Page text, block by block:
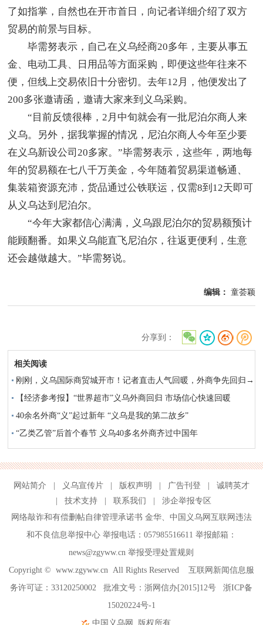
了如指掌，自然也在开市首日，向记者详细介绍了双方
贸易的前景与目标。
毕需努表示，自己在义乌经商20多年，主要从事五
金、电动工具、日用品等方面采购，即便这些年往来不
便，但线上交易依旧十分密切。去年12月，他便发出了
200多张邀请函，邀请大家来到义乌采购。
“目前反馈很棒，2月中旬就会有一批尼泊尔商人来
义乌。另外，据我掌握的情况，尼泊尔商人今年至少要
在义乌新设公司20多家。”毕需努表示，这些年，两地每
年的贸易额在七八千万美金，今年随着贸易渠道畅通、
集装箱资源充沛，货品通过公铁联运，仅需8到12天即可
从义乌达到尼泊尔。
“今年大家都信心满满，义乌跟尼泊尔的贸易额预计
能顾翻番。如果义乌能直飞尼泊尔，往返更便利，生意
还会越做越大。”毕需努说。
编辑： 童荟颖
分享到：
相关阅读
刚刚，义乌国际商贸城开市！记者直击人气回暖，外商争先回归→
【经济参考报】“世界超市”义乌外商回归 市场信心快速回暖
40余名外商“义”起过新年 “义乌是我的第二故乡”
“乙类乙管”后首个春节 义乌40多名外商齐过中国年
网站简介 义乌宣传片 版权声明 广告刊登
诚聘英才
技术支持 联系我们
涉企举报专区
网络敲诈和有偿删帖自律管理承诺书 金华、 中国义乌网互联网违法
和不良信息举报中心举报电话：057985516611 举报邮箱：
news@zgyww.cn举报受理处置规则
Copyright © www.zgyww.cnAll Rights Reserved 互联网新闻信息服
务许可证：33120250002 批准文号：浙网信办[2015]12号浙ICP备
15020224号-1
中国义乌网
版权所有